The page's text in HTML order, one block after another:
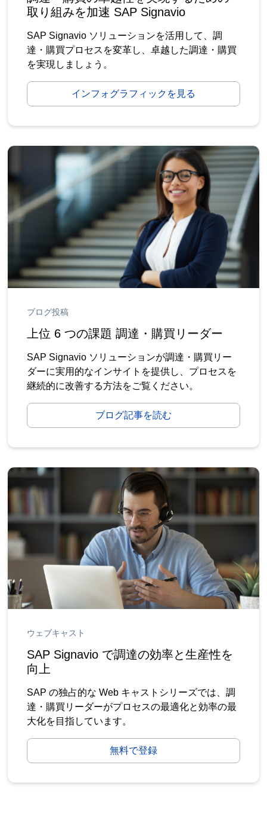
取り組みを加速 SAP Signavio
SAP Signavio ソリューションを活用して、調
達・購買プロセスを変革し、卓越した調達・購買
を実現しましょう。
インフォグラフィックを見る
ブログ投稿
上位 6 つの課題 調達・購買リーダー
SAP Signavio ソリューションが調達・購買リー
ダーに実用的なインサイトを提供し、プロセスを
継続的に改善する方法をご覧ください。
ブログ記事を読む
ウェブキャスト
SAP Signavio で調達の効率と生産性を
向上
SAP の独占的な Web キャストシリーズでは、調
達・購買リーダーがプロセスの最適化と効率の最
大化を目指しています。
無料で登録